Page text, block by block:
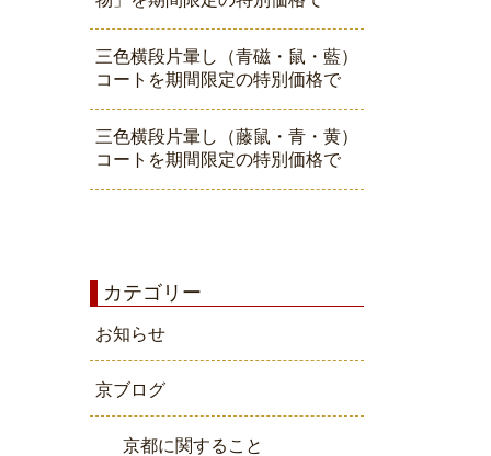
三色横段片暈し（青磁・鼠・藍）
コートを期間限定の特別価格で
三色横段片暈し（藤鼠・青・黄）
コートを期間限定の特別価格で
カテゴリー
お知らせ
京ブログ
京都に関すること